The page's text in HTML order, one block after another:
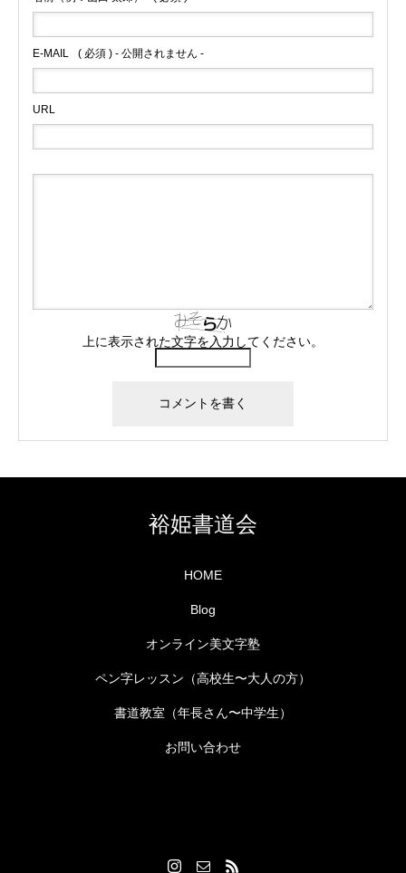
E-MAIL ( 必須 ) - 公開されません -
URL
上に表示された文字を入力してください。
裕姫書道会
HOME
Blog
オンライン美文字塾
ペン字レッスン（高校生〜大人の方）
書道教室（年長さん〜中学生）
お問い合わせ